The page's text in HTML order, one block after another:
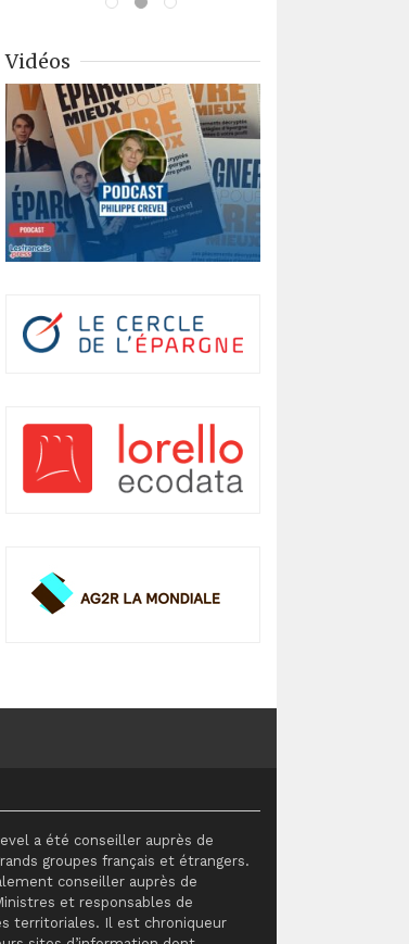
Vidéos
a été conseiller auprès de
groupes français et étrangers.
conseiller auprès de
et responsables de
territoriales. Il est chroniqueur